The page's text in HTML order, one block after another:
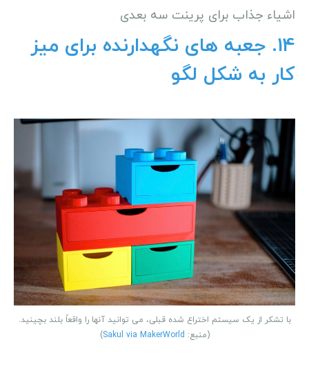
اشیاء جذاب برای پرینت سه بعدی
14. جعبه های نگهدارنده برای میز
کار به شکل لگو
با تشکر از یک سیستم اختراع شده قبلی، می توانید آنها را واقعاً بلند بچینید.
(منبع: Sakul via MakerWorld
)